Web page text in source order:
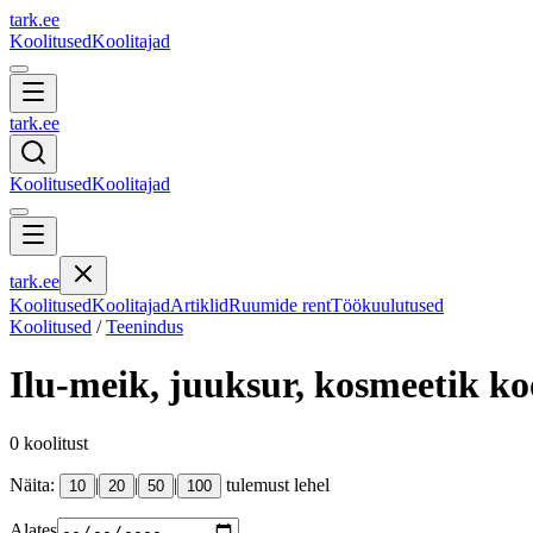
tark.ee
KoolitusedKoolitajad
tark.ee
KoolitusedKoolitajad
tark.ee
KoolitusedKoolitajadArtiklidRuumide rentTöökuulutused
Koolitused /Teenindus
Ilu-meik, juuksur, kosmeetik
0 koolitust
Näita: 10 | 20 | 50 | 100 tulemust lehel